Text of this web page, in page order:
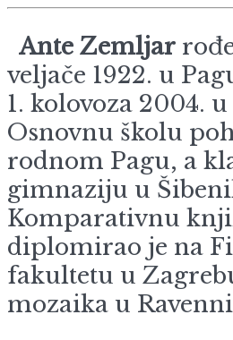
Ante Zemljar
veljače 1922. u
1. kolovoza 2004.
Osnovnu školu
rodnom Pagu, a
gimnaziju u
Komparativnu
diplomirao je na
fakultetu u
mozaika u